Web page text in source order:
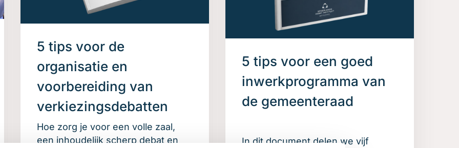
5 tips voor de
organisatie en
voorbereiding van
verkiezingsdebatten
Hoe zorg je voor een volle zaal,
een inhoudelijk scherp debat en
5 tips voor een goed
inwerkprogramma van
de gemeenteraad
In dit document delen we vijf